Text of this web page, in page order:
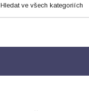
Hledat ve všech kategoriích